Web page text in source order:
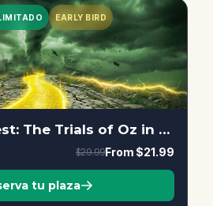
EARLY BIRD
Dorothy’s Quest: The Trials of Oz in Sacramento
$29.99From $21.99
tu plaza